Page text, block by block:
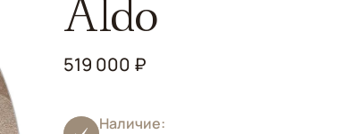
Aldo
519 000 ₽
Наличие: